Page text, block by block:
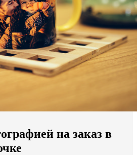
миру
на заказ в